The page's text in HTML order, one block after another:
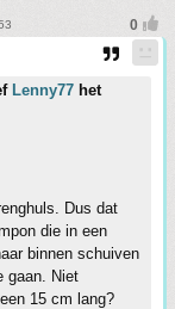
Lenny77 het
Dus dat
die in een
binnen schuiven
gaan. Niet
15 cm lang?